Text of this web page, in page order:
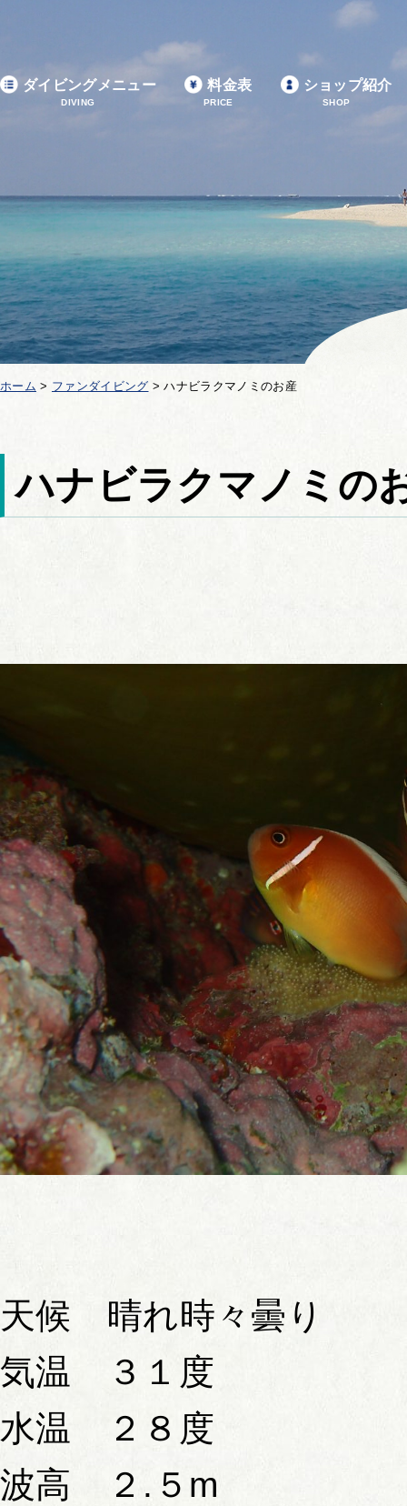
ダイビングメニュー
DIVING
料金表
PRICE
ショップ紹介
SHOP
ホーム > ファンダイビング >ハナビラクマノミのお産
ハナビラクマノミの
天候 晴れ時々曇り
気温 ３１度
水温 ２８度
波高 ２.５m